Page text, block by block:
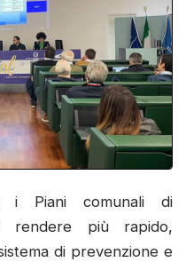
i Piani comunali di
rendere più rapido,
di prevenzione e